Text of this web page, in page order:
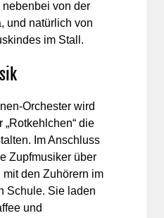
von der
und natürlich von
im Stall.
Orchester wird
die
Im Anschluss
Zupfmusiker über
den Zuhörern im
Schule. Sie laden
und